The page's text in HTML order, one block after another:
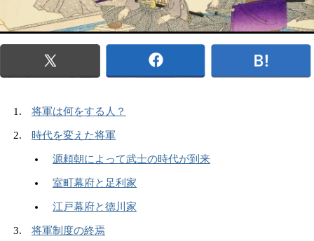
将軍は何をする人？
時代を変えた将軍
源頼朝によって武士の時代が到来
室町幕府と足利家
江戸幕府と徳川家
将軍制度の終焉